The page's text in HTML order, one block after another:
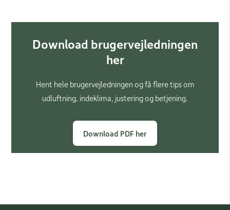
Download brugervejledningen
her
Hent hele brugervejledningen og få flere tips om
udluftning, indeklima, justering og betjening.
Download PDF her